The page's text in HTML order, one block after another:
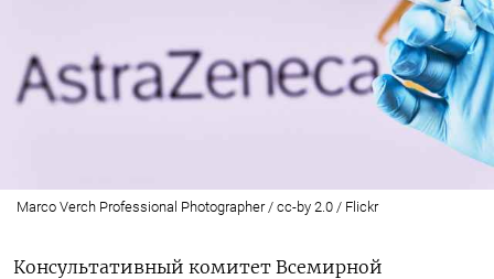
Marco Verch Professional Photographer / cc-by 2.0 / Flickr
Консультативный комитет Всемирной